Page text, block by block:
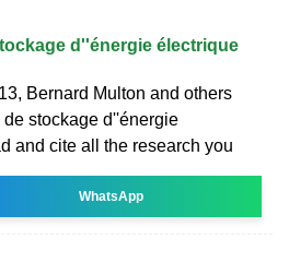
d''énergie électrique
Bernard Multon and others
stockage d''énergie
and cite all the research you
WhatsApp